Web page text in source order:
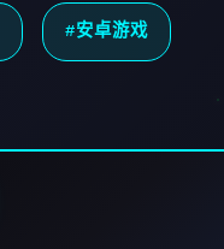
#安卓游戏